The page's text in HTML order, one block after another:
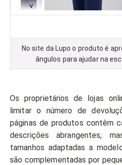
No site da Lupo o produto é
ângulos para ajudar na
Os proprietários de lojas
limitar o número de
páginas de produtos contêm
descrições abrangentes,
tamanhos adaptadas a
são complementadas por